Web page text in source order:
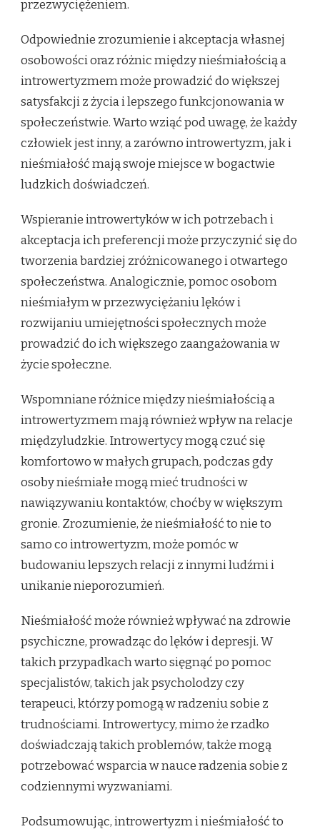
przezwyciężeniem.
Odpowiednie zrozumienie i akceptacja własnej
osobowości oraz różnic między nieśmiałością a
introwertyzmem może prowadzić do większej
satysfakcji z życia i lepszego funkcjonowania w
społeczeństwie. Warto wziąć pod uwagę, że każdy
człowiek jest inny, a zarówno introwertyzm, jak i
nieśmiałość mają swoje miejsce w bogactwie
ludzkich doświadczeń.
Wspieranie introwertyków w ich potrzebach i
akceptacja ich preferencji może przyczynić się do
tworzenia bardziej zróżnicowanego i otwartego
społeczeństwa. Analogicznie, pomoc osobom
nieśmiałym w przezwyciężaniu lęków i
rozwijaniu umiejętności społecznych może
prowadzić do ich większego zaangażowania w
życie społeczne.
Wspomniane różnice między nieśmiałością a
introwertyzmem mają również wpływ na relacje
międzyludzkie. Introwertycy mogą czuć się
komfortowo w małych grupach, podczas gdy
osoby nieśmiałe mogą mieć trudności w
nawiązywaniu kontaktów, choćby w większym
gronie. Zrozumienie, że nieśmiałość to nie to
samo co introwertyzm, może pomóc w
budowaniu lepszych relacji z innymi ludźmi i
unikanie nieporozumień.
Nieśmiałość może również wpływać na zdrowie
psychiczne, prowadząc do lęków i depresji. W
takich przypadkach warto sięgnąć po pomoc
specjalistów, takich jak psycholodzy czy
terapeuci, którzy pomogą w radzeniu sobie z
trudnościami. Introwertycy, mimo że rzadko
doświadczają takich problemów, także mogą
potrzebować wsparcia w nauce radzenia sobie z
codziennymi wyzwaniami.
Podsumowując, introwertyzm i nieśmiałość to